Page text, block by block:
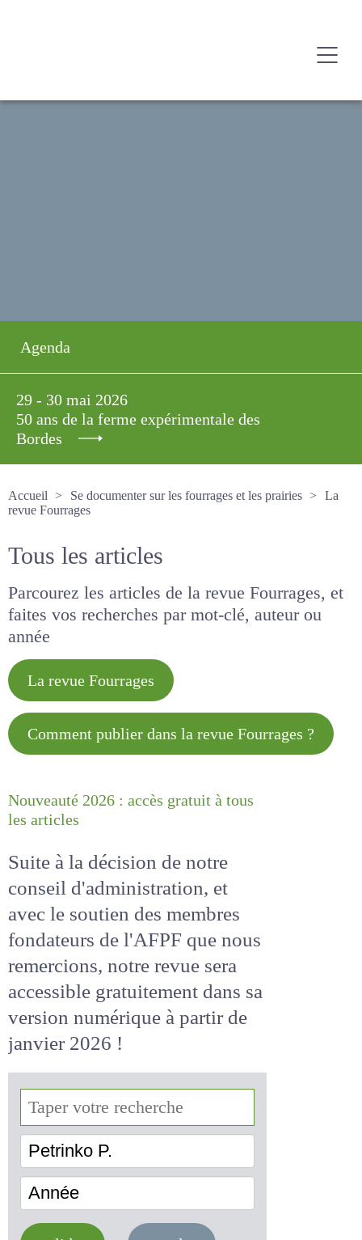
Agenda
29 - 30 mai 2026
50 ans de la ferme expérimentale des
Bordes
Accueil
Se documenter sur les fourrages et les prairies
La revue Fourrages
Tous les articles
Parcourez les articles de la revue Fourrages, et
faites vos recherches par mot-clé, auteur ou
année
La revue Fourrages
Comment publier dans la revue
Nouveauté 2026 : accès gratuit à
Suite à la décision de notre
conseil d'administration, et
avec le soutien des membres
fondateurs de l'AFPF que nous
remercions, notre revue sera
accessiblegratuitementdans
sa version numérique
de janvier 2026 !
Petrinko P.